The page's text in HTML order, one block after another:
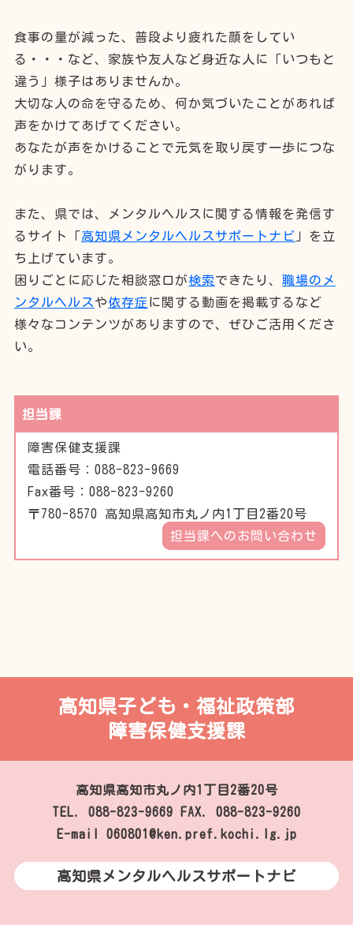
食事の量が減った、普段より疲れた顔をしてい
る・・・など、家族や友人など身近な人に「いつもと
違う」様子はありませんか。
大切な人の命を守るため、何か気づいたことがあれば
声をかけてあげてください。
あなたが声をかけることで元気を取り戻す一歩につな
がります。
また、県では、メンタルヘルスに関する情報を発信す
るサイト「高知県メンタルヘルスサポートナビ 」を立
ち上げています。
困りごとに応じた相談窓口が検索できたり、 職場のメ
ンタルヘルス や依存症 に関する動画を掲載するなど
様々なコンテンツがありますので、ぜひご活用くださ
い。
担当課
障害保健支援課
電話番号：088-823-9669
Fax番号：088-823-9260
〒780-8570 高知県高知市丸ノ内1丁目2番20号
担当課へのお問い合わせ
高知県子ども・福祉政策部
障害保健支援課
高知県高知市丸ノ内1丁目2番20号
TEL. 088-823-9669
FAX. 088-823-9260
E-mail 060801@ken.pref.kochi.lg.jp
高知県メンタルヘルスサポートナビ